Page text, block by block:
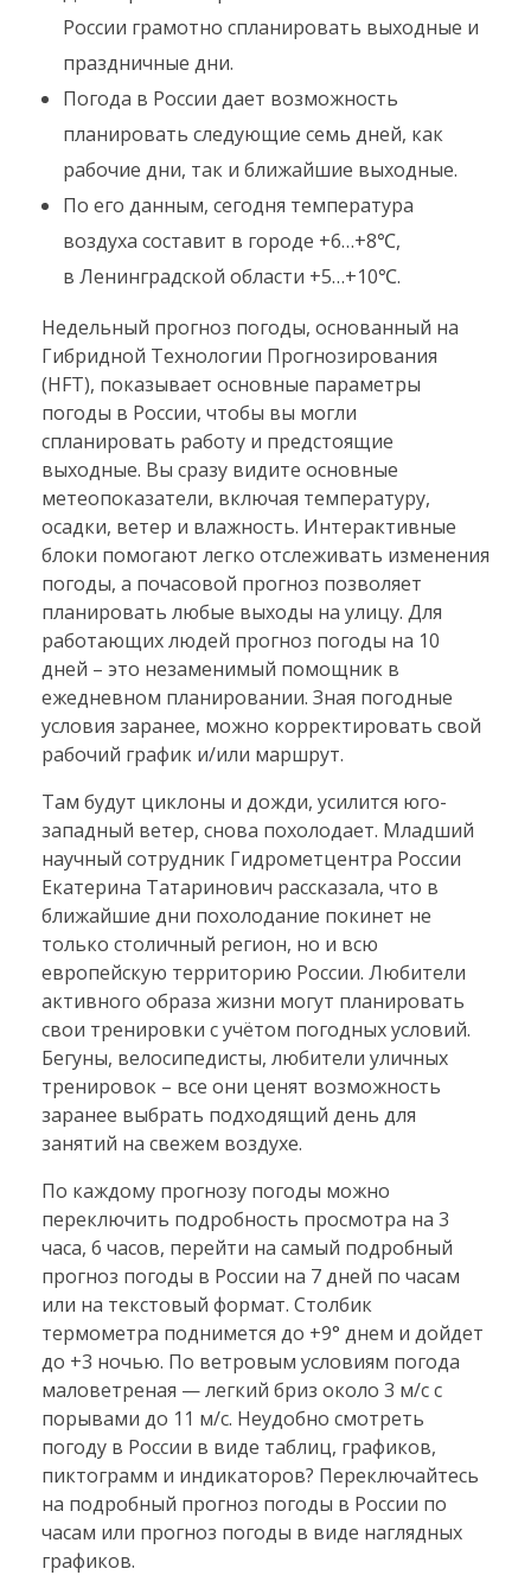
России грамотно спланировать выходные и
праздничные дни.
Погода в России дает возможность
планировать следующие семь дней, как
рабочие дни, так и ближайшие выходные.
По его данным, сегодня температура
воздуха составит в городе +6…+8℃,
в Ленинградской области +5…+10℃.
Недельный прогноз погоды, основанный на
Гибридной Технологии Прогнозирования
(HFT), показывает основные параметры
погоды в России, чтобы вы могли
спланировать работу и предстоящие
выходные. Вы сразу видите основные
метеопоказатели, включая температуру,
осадки, ветер и влажность. Интерактивные
блоки помогают легко отслеживать изменения
погоды, а почасовой прогноз позволяет
планировать любые выходы на улицу. Для
работающих людей прогноз погоды на 10
дней – это незаменимый помощник в
ежедневном планировании. Зная погодные
условия заранее, можно корректировать свой
рабочий график и/или маршрут.
Там будут циклоны и дожди, усилится юго-
западный ветер, снова похолодает. Младший
научный сотрудник Гидрометцентра России
Екатерина Татаринович рассказала, что в
ближайшие дни похолодание покинет не
только столичный регион, но и всю
европейскую территорию России. Любители
активного образа жизни могут планировать
свои тренировки с учётом погодных условий.
Бегуны, велосипедисты, любители уличных
тренировок – все они ценят возможность
заранее выбрать подходящий день для
занятий на свежем воздухе.
По каждому прогнозу погоды можно
переключить подробность просмотра на 3
часа, 6 часов, перейти на самый подробный
прогноз погоды в России на 7 дней по часам
или на текстовый формат. Столбик
термометра поднимется до +9° днем и дойдет
до +3 ночью. По ветровым условиям погода
маловетреная — легкий бриз около 3 м/с с
порывами до 11 м/с. Неудобно смотреть
погоду в России в виде таблиц, графиков,
пиктограмм и индикаторов? Переключайтесь
на подробный прогноз погоды в России по
часам или прогноз погоды в виде наглядных
графиков.